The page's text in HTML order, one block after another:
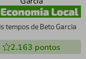
tempos de Beto Garcia
2.163 pontos